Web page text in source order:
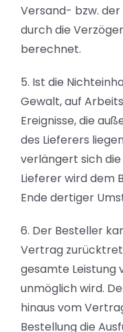
Versand- bzw.
durch die
berechnet.
5. Ist die
Gewalt, auf
Ereignisse, die
des Lieferers
verlängert sich
Lieferer wird dem
Ende dertiger
6. Der Besteller
Vertrag
gesamte Leistung
unmöglich wird.
hinaus vom
Bestellung die